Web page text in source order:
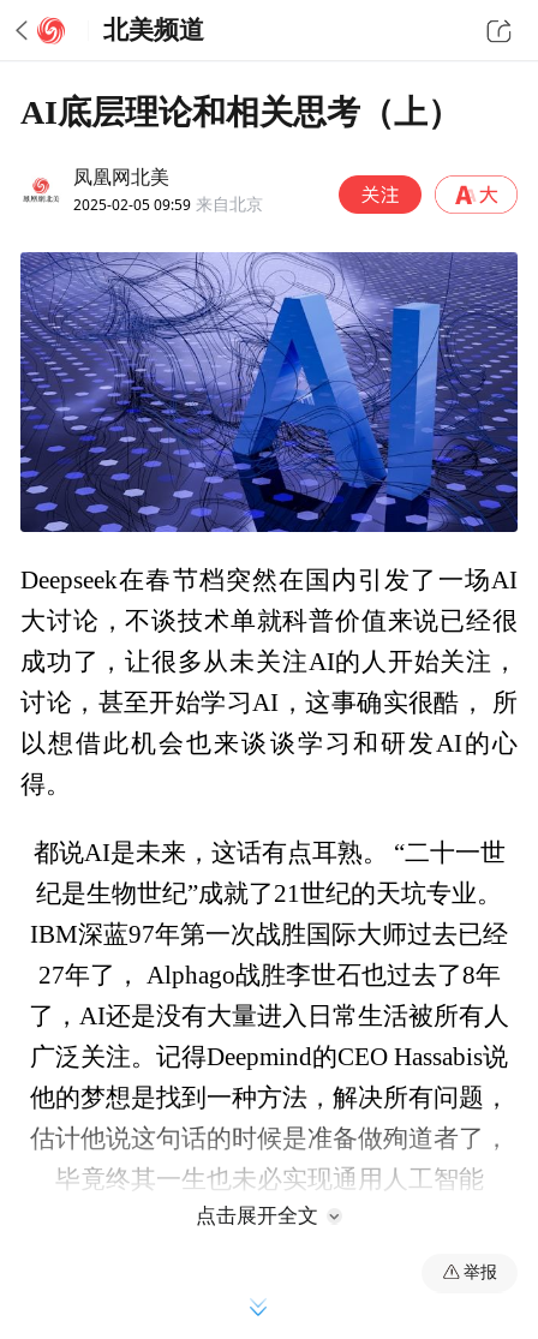
北美频道
AI底层理论和相关思考（上）
凤凰网北美
2025-02-05 09:59 来自北京
Deepseek在春节档突然在国内引发了一场AI
大讨论，不谈技术单就科普价值来说已经很
成功了，让很多从未关注AI的人开始关注，
讨论，甚至开始学习AI，这事确实很酷， 所
以想借此机会也来谈谈学习和研发AI的心
得。
都说AI是未来，这话有点耳熟。 “二十一世
纪是生物世纪”成就了21世纪的天坑专业。
IBM深蓝97年第一次战胜国际大师过去已经
27年了， Alphago战胜李世石也过去了8年
了，AI还是没有大量进入日常生活被所有人
广泛关注。记得Deepmind的CEO Hassabis说
他的梦想是找到一种方法，解决所有问题，
估计他说这句话的时候是准备做殉道者了，
毕竟终其一生也未必实现通用人工智能
AGI。
但他是幸运的，就在现在，这个梦想正在一
点击展开全文
举报